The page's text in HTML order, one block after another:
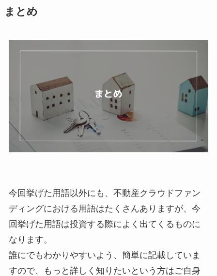
まとめ
今回挙げた用語以外にも、不動産クラウドファン
ディングにおける用語はたくさんありますが、今
回挙げた用語は投資する際によく出てくるものに
なります。
誰にでもわかりやすいよう、簡単に記載していま
すので、もっと詳しく知りたいという方はご自身